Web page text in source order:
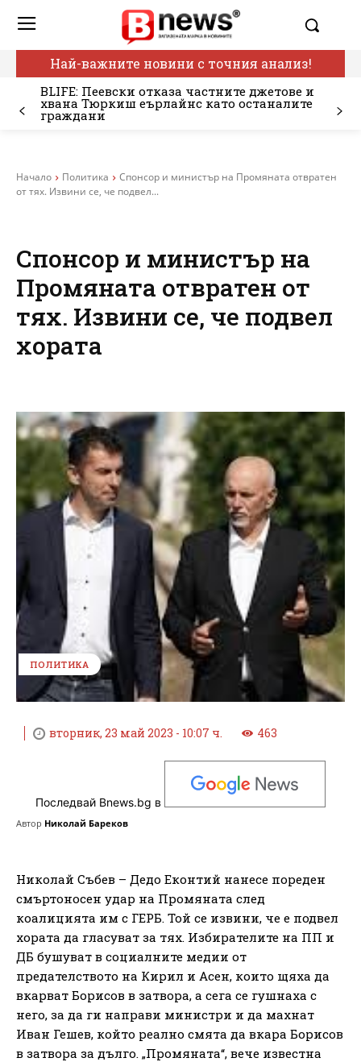
Най-важните новини с точния анализ!
BLIFE: Пеевски отказа частните джетове и
хвана Тюркиш еърлайнс като останалите
граждани
Начало Политика
Спонсор и министър на Промяната отвратен
от тях. Извини се, че подвел...
Спонсор и министър на
Промяната отвратен от
тях. Извини се, че подвел
хората
ПОЛИТИКА
вторник, 23 май 2023 - 10:07 ч. 463
Последвай Bnews.bg в
Автор Николай Бареков
Николай Събев – Дедо Еконтий нанесе пореден
смъртоносен удар на Промяната след
коалицията им с ГЕРБ. Той се извини, че е подвел
хората да гласуват за тях. Избирателите на ПП и
ДБ бушуват в социалните медии от
предателството на Кирил и Асен, които щяха да
вкарват Борисов в затвора, а сега се гушнаха с
него, за да ги направи министри и да махнат
Иван Гешев, който реално смята да вкара Борисов
в затвора за дълго. „Промяната“, вече известна